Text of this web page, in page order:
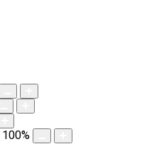
100%